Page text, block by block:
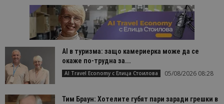
AI в туризма: защо камериерка може да се
окаже по-трудна за...
AI Travel Economy с Елица Стоилова 05/08/2026 08:28
Тим Браун: Хотелите губят пари заради грешки в